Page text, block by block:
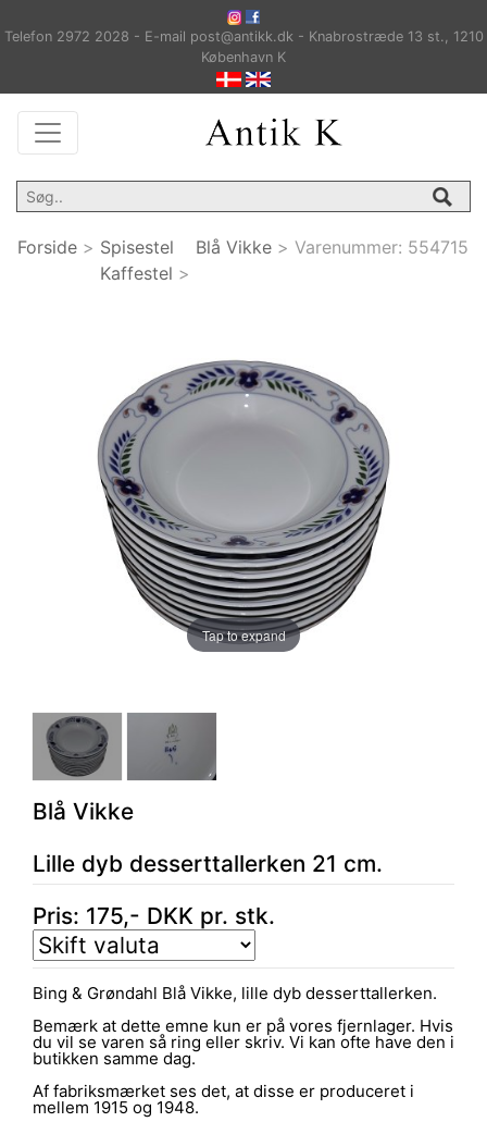
Telefon 2972 2028 - E-mail post@antikk.dk - Knabrostræde 13 st., 1210
København K
Forside > Spisestel
Kaffestel >
Blå Vikke > Varenummer: 554715
Tap to expand
Blå Vikke
Lille dyb desserttallerken 21 cm.
Pris: 175,- DKK pr. stk.
Bing & Grøndahl Blå Vikke, lille dyb desserttallerken.
Bemærk at dette emne kun er på vores fjernlager. Hvis
du vil se varen så ring eller skriv. Vi kan ofte have den i
butikken samme dag.
Af fabriksmærket ses det, at disse er produceret i
mellem 1915 og 1948.